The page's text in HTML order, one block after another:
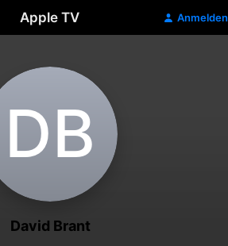
Apple TV Anmelden
D‌B
David Brant